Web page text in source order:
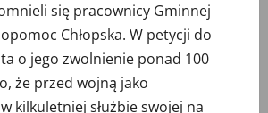
się pracownicy Gminnej
Chłopska. W petycji do
o jego zwolnienie ponad 100
że przed wojną jako
kilkuletniej służbie swojej na